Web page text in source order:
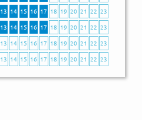
13 14 15 16 17 18 19 20 21 22 23
13 14 15 16 17 18 19 20 21 22 23
13 14 15 16 17 18 19 20 21 22 23
13 14 15 16 17 18 19 20 21 22 23